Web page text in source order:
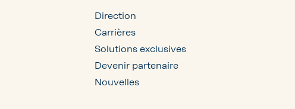
Direction
Carrières
Solutions exclusives
Devenir partenaire
Nouvelles